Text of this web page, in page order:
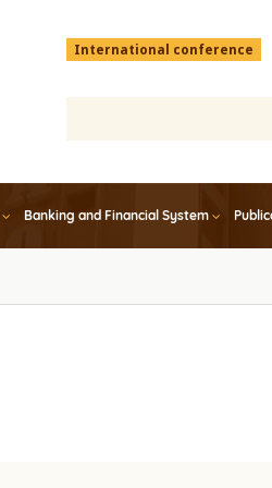
Menu
top
International conference
Banking and Financial System